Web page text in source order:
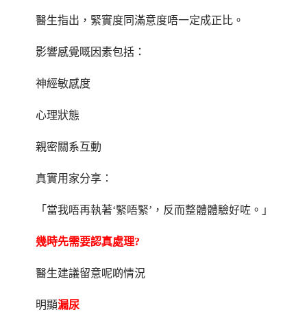
醫生指出，緊實度同滿意度唔一定成正比。
影響感覺嘅因素包括：
神經敏感度
心理狀態
親密關系互動
真實用家分享：
「當我唔再執著‘緊唔緊’，反而整體體驗好咗。」
幾時先需要認真處理?
醫生建議留意呢啲情況
明顯漏尿